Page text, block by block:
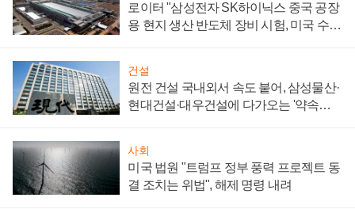
로이터 "삼성전자 SK하이닉스 중국 공장
용 현지 생산 반도체 장비 시험, 미국 수출
건설
원전 건설 국내외서 속도 붙어, 삼성물산·
현대건설·대우건설에 다가오는 '약속의
사회
미국 법원 "트럼프 정부 풍력 프로젝트 동
결 조치는 위법", 해제 명령 내려